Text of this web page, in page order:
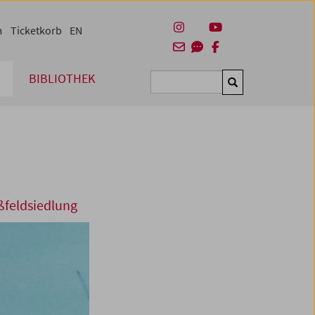
BIBLIOTHEK Suchen
Ticketkorb EN